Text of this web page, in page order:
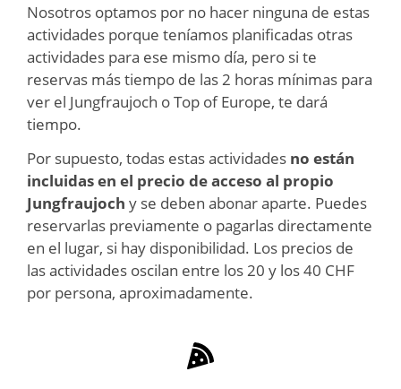
Nosotros optamos por no hacer ninguna de estas
actividades porque teníamos planificadas otras
actividades para ese mismo día, pero si te
reservas más tiempo de las 2 horas mínimas para
ver el Jungfraujoch o Top of Europe, te dará
tiempo.
Por supuesto, todas estas actividades no están
incluidas en el precio de acceso al propio
Jungfraujoch y se deben abonar aparte. Puedes
reservarlas previamente o pagarlas directamente
en el lugar, si hay disponibilidad. Los precios de
las actividades oscilan entre los 20 y los 40 CHF
por persona, aproximadamente.